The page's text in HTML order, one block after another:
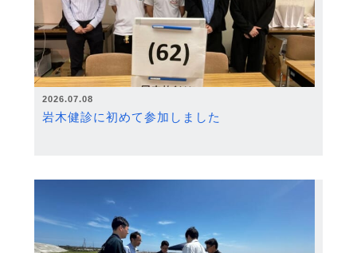
2026.07.08
岩木健診に初めて参加しました